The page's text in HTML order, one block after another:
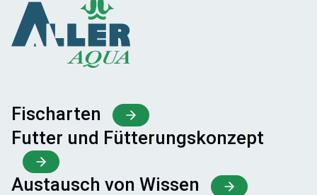
Fischarten
Futter und Fütterungskonzept
Austausch von Wissen